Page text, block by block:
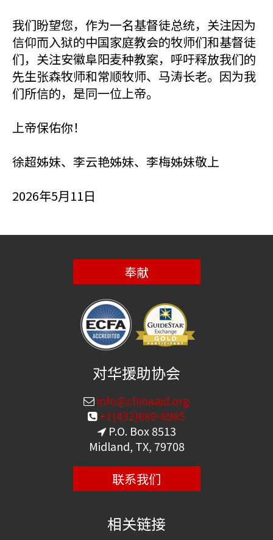
我们盼望您，作为一名基督徒总统，关注因为
信仰而入狱的中国家庭教会的牧师们和基督徒
们，关注安徽阜阳麦种教案，呼吁释放我们的
先生张森牧师和常顺牧师、马涛长老。因为我
们所信的，是同一位上帝。
上帝保佑你！
徐超姊妹、李云艳姊妹、李梅姊妹敬上
2026年5月11日
奉献
对华援助协会
info@chinaaid.org
+1(432)689-6985
P.O. Box 8513
Midland, TX, 79708
联系我们
相关链接